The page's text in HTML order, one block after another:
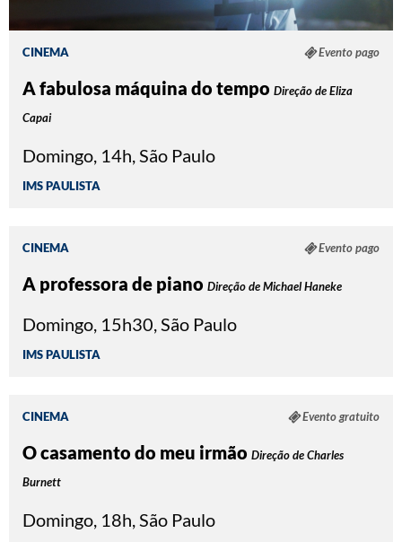
CINEMA Evento pago
A fabulosa máquina do tempo Direção de Eliza
Capai
Domingo, 14h, São Paulo
IMS PAULISTA
CINEMA Evento pago
A professora de piano Direção de Michael Haneke
Domingo, 15h30, São Paulo
IMS PAULISTA
CINEMA Evento gratuito
O casamento do meu irmão Direção de Charles
Burnett
Domingo, 18h, São Paulo